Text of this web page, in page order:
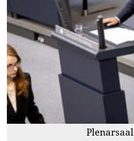
Plenarsaal